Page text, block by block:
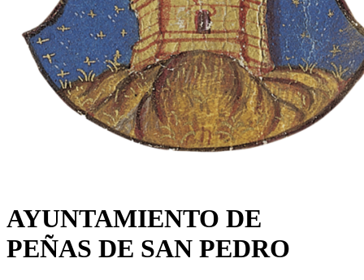
AYUNTAMIENTO DE
PEÑAS DE SAN PEDRO